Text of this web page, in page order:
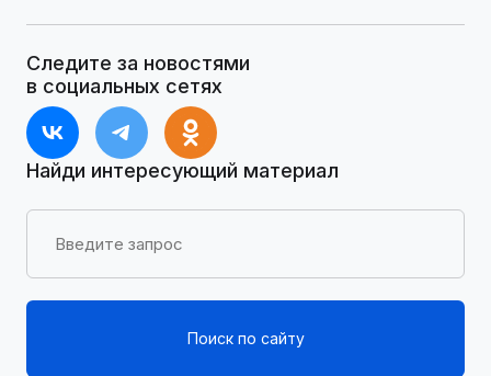
Следите за новостями
в социальных сетях
Найди интересующий материал
Поиск по сайту